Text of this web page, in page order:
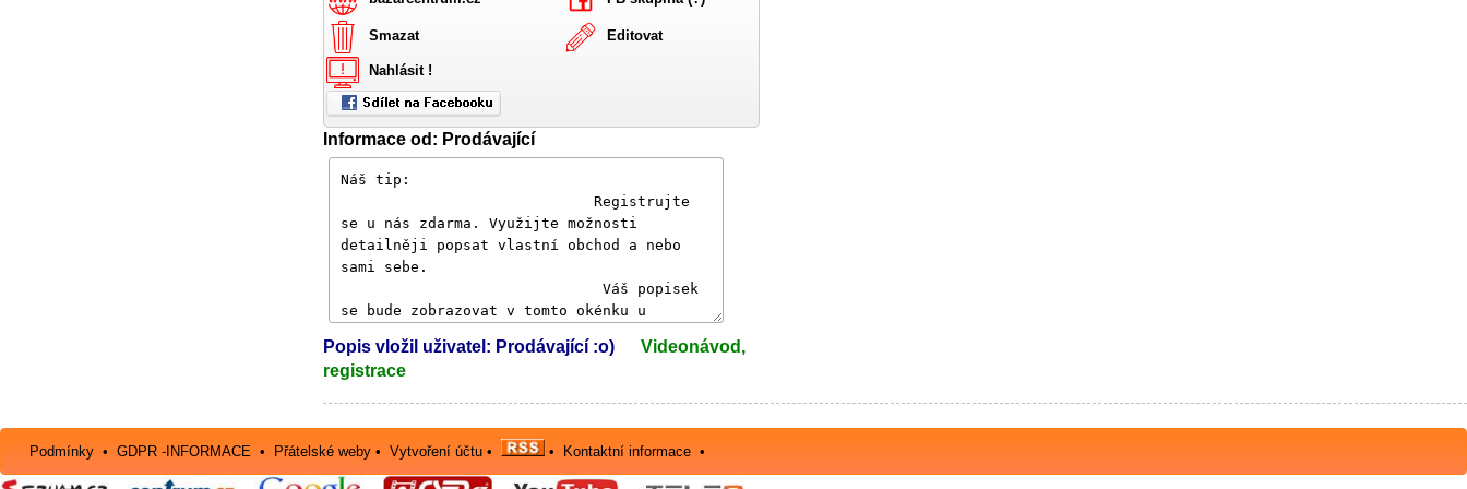
Smazat Editovat
Nahlásit !
Informace od: Prodávající
Popis vložil uživatel: Prodávající :o)
Videonávod,
registrace
Podmínky •GDPR -INFORMACE • Přátelské weby •Vytvoření účtu • • Kontaktní informace •